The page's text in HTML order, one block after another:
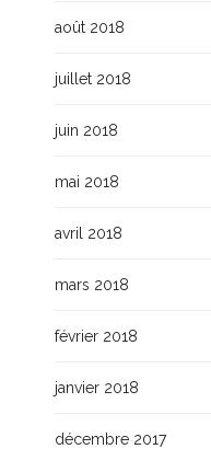
août 2018
juillet 2018
juin 2018
mai 2018
avril 2018
mars 2018
février 2018
janvier 2018
décembre 2017